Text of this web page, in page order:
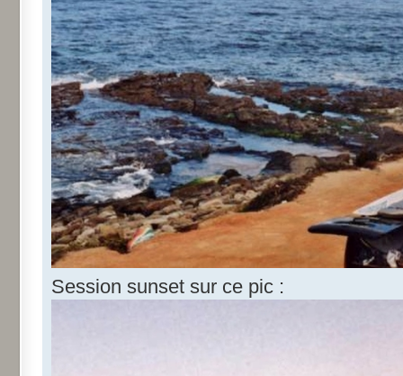
Session sunset sur ce pic :